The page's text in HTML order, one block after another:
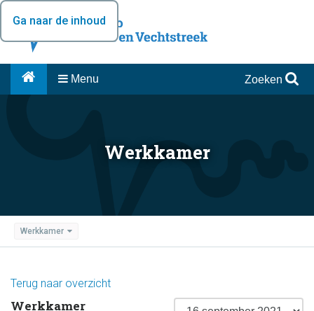
Ga naar de inhoud
Menu Zoeken
Werkkamer
Werkkamer
Terug naar overzicht
Werkkamer